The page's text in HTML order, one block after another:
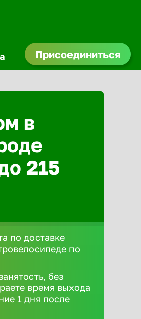
Присоединиться
в
215
по доставке
по
без
время выхода
1 дня после